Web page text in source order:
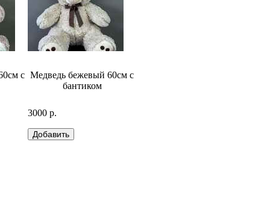
с Медведь бежевый 60см с
бантиком
3000 р.